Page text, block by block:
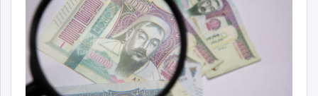
ikon.mn
mnb.mn
Livetv.mn
Eguur.mn
24tsag.mn